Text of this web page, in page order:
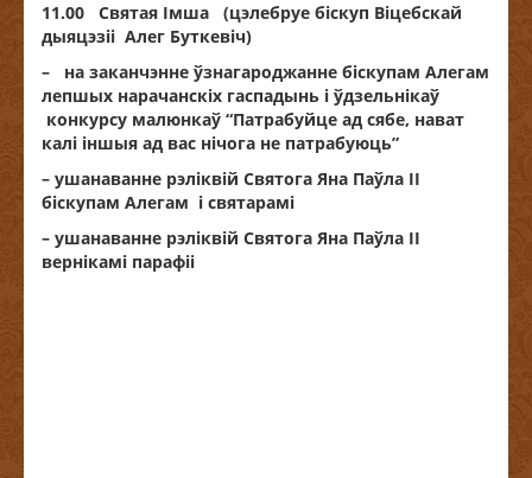
11.00 Святая Імша (цэлебруе біскуп Віцебскай
дыяцэзіі Алег Буткевіч)
– на заканчэнне ўзнагароджанне біскупам Алегам
лепшых нарачанскіх гаспадынь і ўдзельнікаў
конкурсу малюнкаў “Патрабуйце ад сябе, нават
калі іншыя ад вас нічога не патрабуюць”
– ушанаванне рэліквій Святога Яна Паўла ІІ
біскупам Алегам і святарамі
– ушанаванне рэліквій Святога Яна Паўла ІІ
вернікамі парафіі